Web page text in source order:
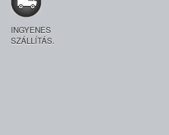
INGYENES
SZÁLLÍTÁS.